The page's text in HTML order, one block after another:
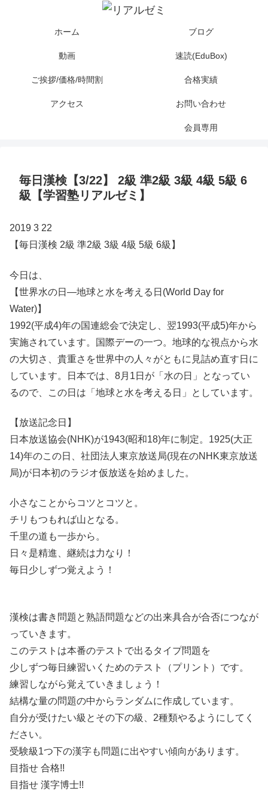
ホーム ブログ
動画 速読(EduBox)
ご挨拶/価格/時間割 合格実績
アクセス お問い合わせ
会員専用
毎日漢検【3/22】 2級 準2級 3級 4級 5級 6
級【学習塾リアルゼミ】
2019 3 22
【毎日漢検 2級 準2級 3級 4級 5級 6級】
今日は、
【世界水の日―地球と水を考える日(World Day for
Water)】
1992(平成4)年の国連総会で決定し、翌1993(平成5)年から
実施されています。国際デーの一つ。地球的な視点から水
の大切さ、貴重さを世界中の人々がともに見詰め直す日に
しています。日本では、8月1日が「水の日」となってい
るので、この日は「地球と水を考える日」としています。
【放送記念日】
日本放送協会(NHK)が1943(昭和18)年に制定。1925(大正
14)年のこの日、社団法人東京放送局(現在のNHK東京放送
局)が日本初のラジオ仮放送を始めました。
小さなことからコツとコツと。
チリもつもれば山となる。
千里の道も一歩から。
日々是精進、継続は力なり！
毎日少しずつ覚えよう！
漢検は書き問題と熟語問題などの出来具合が合否につなが
っていきます。
このテストは本番のテストで出るタイプ問題を
少しずつ毎日練習いくためのテスト（プリント）です。
練習しながら覚えていきましょう！
結構な量の問題の中からランダムに作成しています。
自分が受けたい級とその下の級、2種類やるようにしてく
ださい。
受験級1つ下の漢字も問題に出やすい傾向があります。
目指せ 合格!!
目指せ 漢字博士!!